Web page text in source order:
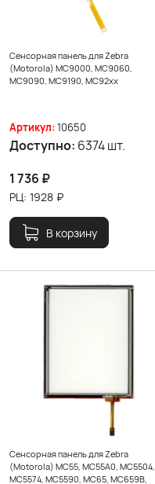
Сенсорная панель для Zebra
(Motorola) MC9000, MC9060,
MC9090, MC9190, MC92хх
Артикул: 10650
Доступно: 6374 шт.
1 736 ₽
РЦ: 1928 ₽
В корзину
Сенсорная панель для Zebra
(Motorola) MC55, MC55A0, MC5504,
MC5574, MC5590, MC65, MC659B,